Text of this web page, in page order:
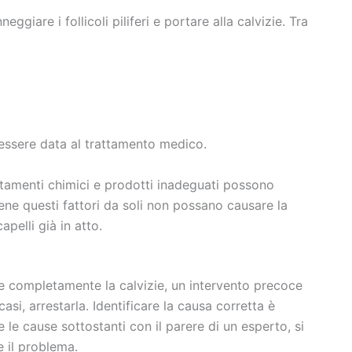
i follicoli piliferi e portare alla calvizie. Tra
data al trattamento medico.
chimici e prodotti inadeguati possono
questi fattori da soli non possano causare la
già in atto.
completamente la calvizie, un intervento precoce
arrestarla. Identificare la causa corretta è
cause sottostanti con il parere di un esperto, si
il problema.